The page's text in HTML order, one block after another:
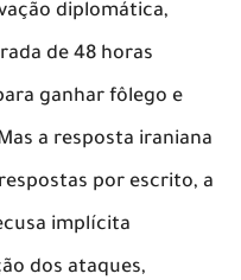
diplomática,
de 48 horas
ganhar fôlego e
a resposta iraniana
por escrito, a
implícita
dos ataques,